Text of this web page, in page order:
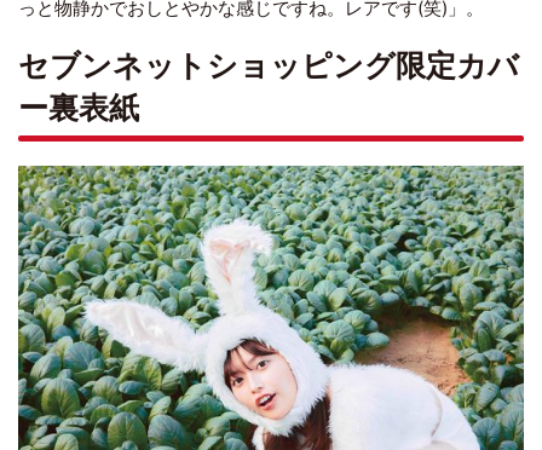
っと物静かでおしとやかな感じですね。レアです(笑)」。
セブンネットショッピング限定カバ
ー裏表紙